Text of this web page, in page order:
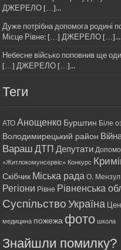
ДЖЕРЕЛО […]...
Дуже потрібна допомога родині
Місце Рівне: […] ДЖЕРЕЛО […]...
Небесне військо поповнив ще
[…] ДЖЕРЕЛО […]...
Теги
АТО Анощенко Бурштин Біле
Володимирецький район
Вараш ДТП Депутати
«Житлокомунсервіс» Конкурс
Скібчик Міська рада О. Мензул
Регіони Рівне Рівненська
Суспільство Україна
медицина пожежа фото школа
Знайшли помилку?